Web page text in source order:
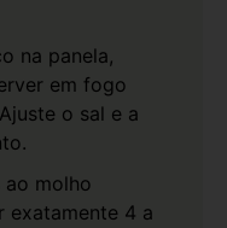
na panela,
em fogo
o sal e a
ao molho
exatamente 4 a